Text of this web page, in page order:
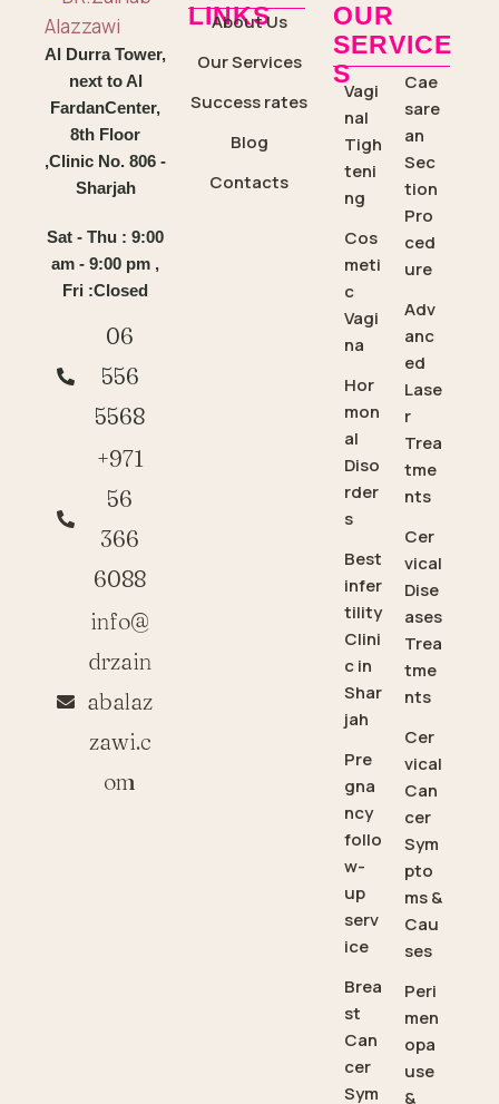
Al Durra Tower,
next to Al
FardanCenter,
8th Floor
,Clinic No. 806 -
Sharjah
Sat - Thu : 9:00
am - 9:00 pm ,
Fri :Closed
06
556
5568
+971
56
366
6088
info@
drzain
abalaz
zawi.c
om
LINKS
About Us
Our Services
Success rates
Blog
Contacts
OUR
SERVICE
S
Vagi
nal
Tigh
teni
ng
Cos
meti
c
Vagi
na
Hor
mon
al
Diso
rder
s
Best
infer
tility
Clini
c in
Shar
jah
Pre
gna
ncy
follo
w-
up
serv
ice
Brea
st
Can
cer
Sym
Cae
sare
an
Sec
tion
Pro
ced
ure
Adv
anc
ed
Lase
r
Trea
tme
nts
Cer
vical
Dise
ases
Trea
tme
nts
Cer
vical
Can
cer
Sym
pto
ms &
Cau
ses
Peri
men
opa
use
&